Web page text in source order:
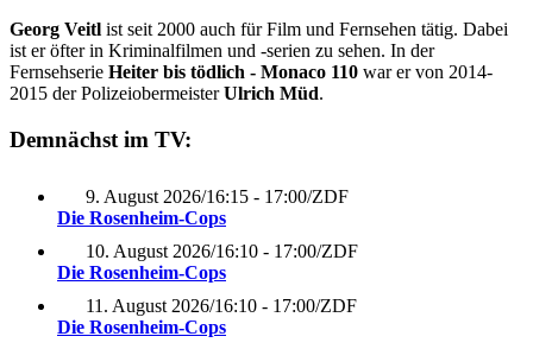
Georg Veitl ist seit 2000 auch für Film und Fernsehen tätig. Dabei
ist er öfter in Kriminalfilmen und -serien zu sehen. In der
Fernsehserie Heiter bis tödlich - Monaco 110 war er von 2014-
2015 der PolizeiobermeisterUlrich Müd.
Demnächst im TV:
9. August 2026/16:15 - 17:00/ZDF
Die Rosenheim-Cops
10. August 2026/16:10 - 17:00/ZDF
Die Rosenheim-Cops
11. August 2026/16:10 - 17:00/ZDF
Die Rosenheim-Cops